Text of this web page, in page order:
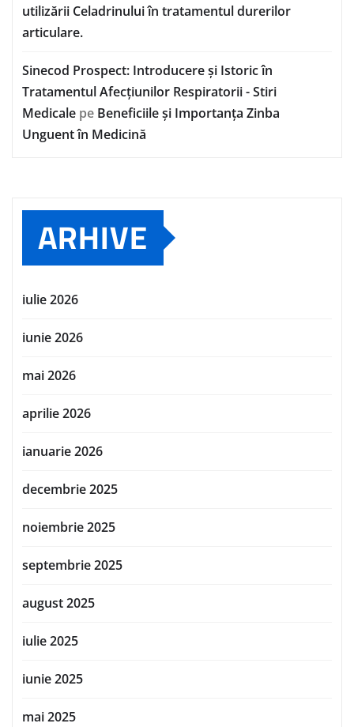
utilizării Celadrinului în tratamentul durerilor
articulare.
Sinecod Prospect: Introducere și Istoric în
Tratamentul Afecțiunilor Respiratorii - Stiri
Medicale pe Beneficiile și Importanța Zinba
Unguent în Medicină
ARHIVE
iulie 2026
iunie 2026
mai 2026
aprilie 2026
ianuarie 2026
decembrie 2025
noiembrie 2025
septembrie 2025
august 2025
iulie 2025
iunie 2025
mai 2025